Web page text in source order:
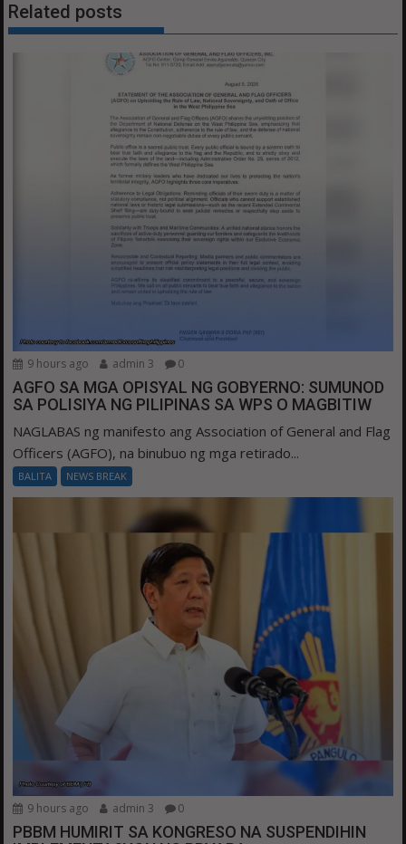
Related posts
9 hours ago admin 3 0
AGFO SA MGA OPISYAL NG GOBYERNO: SUMUNOD
SA POLISIYA NG PILIPINAS SA WPS O MAGBITIW
NAGLABAS ng manifesto ang Association of General and Flag
Officers (AGFO), na binubuo ng mga retirado...
BALITA NEWS BREAK
9 hours ago admin 3 0
PBBM HUMIRIT SA KONGRESO NA SUSPENDIHIN